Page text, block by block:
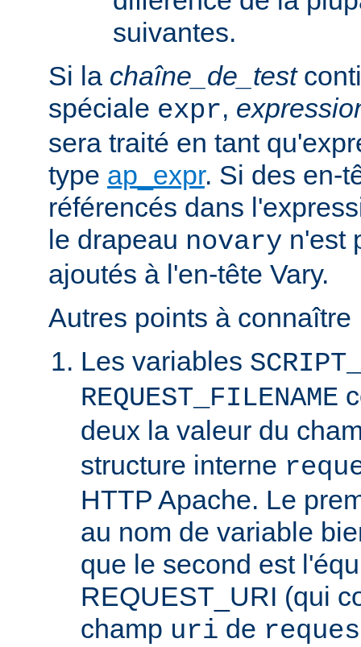
suivantes.
Si la chaîne_de_test
spéciale expr,
sera traité en tant
type ap_expr. Si des en-
référencés dans
le drapeau novary n'est
ajoutés à l'en-tête Vary.
Autres points à connaître
Les variables
REQUEST_FILENAME
deux la valeur du
structure interne
HTTP Apache. Le
au nom de variable
que le second est
REQUEST_URI (qui
champ uri de